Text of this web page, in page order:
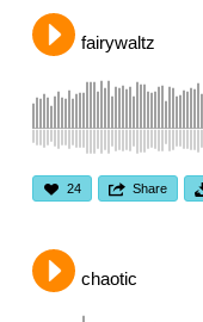
fairywaltz
24 Share
chaotic